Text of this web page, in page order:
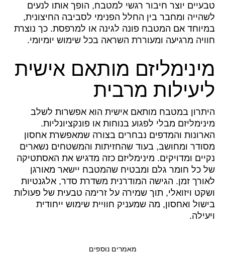
טבעיים יוצר חיבור רגשי למטבח, הופך אותו לנעים
לשהייה ומחבר בין החלל הפנימי לסביבה החיצונית,
במיוחד אם המטבח פונה לגינה או למרפסת. כך נוצרת
חוויה מרגיעה ומעוררת השראה בכל שימוש יומיומי.
מינימליזם מותאם אישית
ליעילות מרבית
היתרון במטבח מותאם אישית הוא אפשרות לשלב
מינימליזם מבלי לפגוע בנוחות או פונקציונליות.
הארונות והמדפים נבחרים בצורה שמאפשרת אחסון
מסודר ומחושב, בעוד שהחזיתות והמשטחים נשארים
נקיים ומדויקים. מינימליזם כזה מדגיש את האסתטיקה
של כל חומר גלם ומבטיח שהמטבח יישאר מאורגן
לאורך זמן. הגישה המודרנית משדרת סדר, אלגנטיות
ושקט ויזואלי, תוך שמירה על זרימה טבעית של פעולות
בישול ואחסון, מה שמעניק חוויית שימוש ייחודית
ויעילה.
מאמרים נוספים